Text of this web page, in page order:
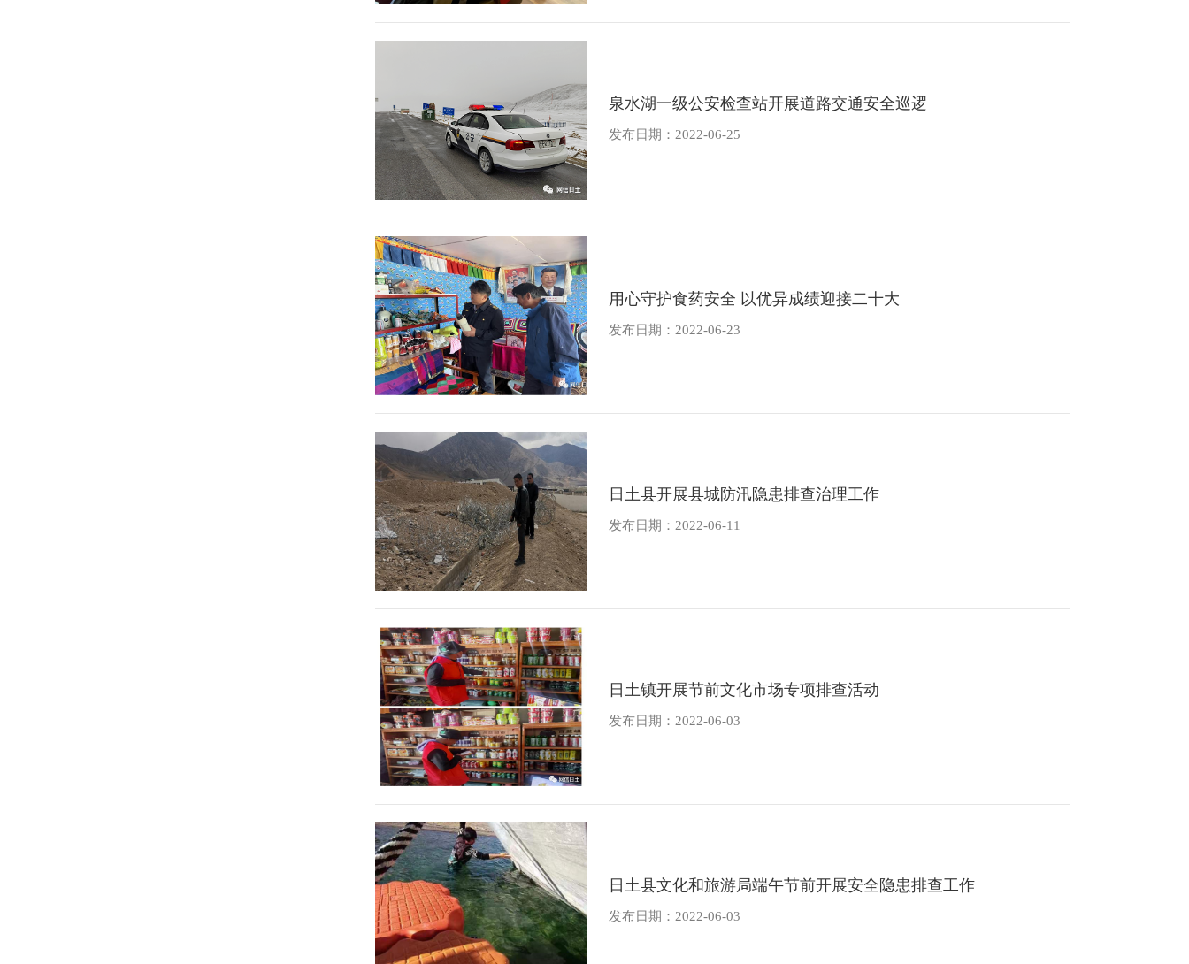
泉水湖一级公安检查站开展道路交通安全巡逻
发布日期：2022-06-25
用心守护食药安全 以优异成绩迎接二十大
发布日期：2022-06-23
日土县开展县城防汛隐患排查治理工作
发布日期：2022-06-11
日土镇开展节前文化市场专项排查活动
发布日期：2022-06-03
日土县文化和旅游局端午节前开展安全隐患排查工作
发布日期：2022-06-03